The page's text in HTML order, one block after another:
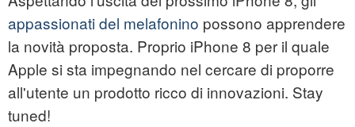
appassionati del melafonino possono apprendere
la novità proposta. Proprio iPhone 8 per il quale
Apple si sta impegnando nel cercare di proporre
all'utente un prodotto ricco di innovazioni. Stay
tuned!